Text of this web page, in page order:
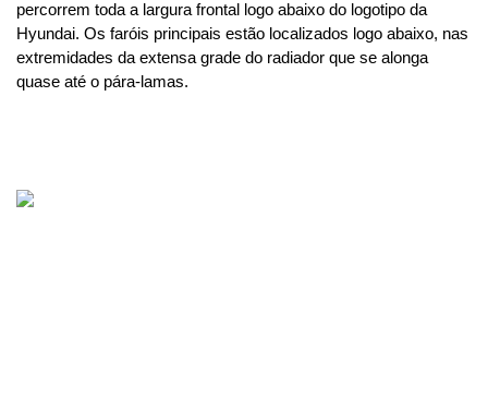
percorrem toda a largura frontal logo abaixo do logotipo da
Hyundai. Os faróis principais estão localizados logo abaixo, nas
extremidades da extensa grade do radiador que se alonga
quase até o pára-lamas.